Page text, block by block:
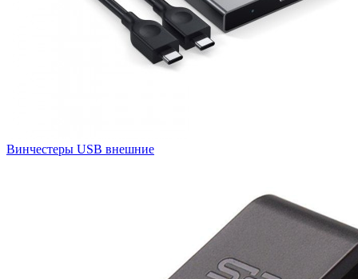
Винчестеры USB внешние